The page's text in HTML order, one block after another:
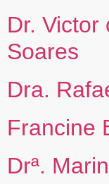
Dr. Victor
Soares
Dra.
Francine
Drª.